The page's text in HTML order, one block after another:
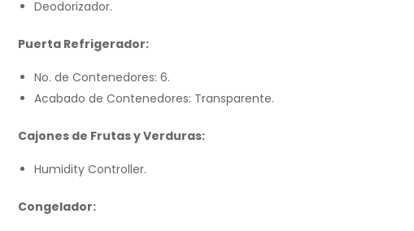
Deodorizador.
Puerta Refrigerador:
No. de Contenedores: 6.
Acabado de Contenedores: Transparente.
Cajones de Frutas y Verduras:
Humidity Controller.
Congelador: